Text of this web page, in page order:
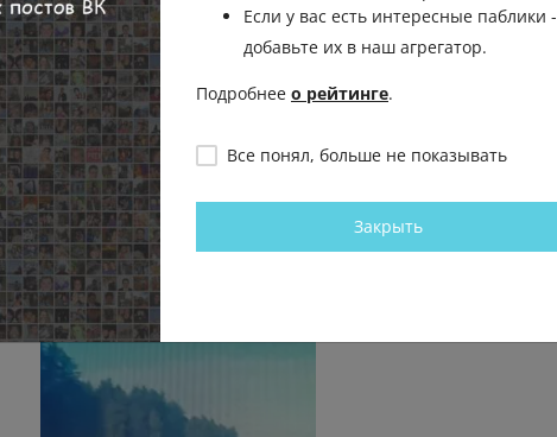
Отправить на рассмотрение
Если у вас есть интересные паблики -
добавьте их в наш агрегатор.
Подробнее о рейтинге.
Все понял, больше не показывать
Закрыть